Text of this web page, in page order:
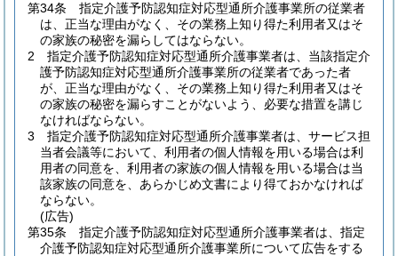
第34条
指定介護予防認知症対応型通所介護事業所の従業者
は、正当な理由がなく、その業務上知り得た利用者又はそ
の家族の秘密を漏らしてはならない。
2
指定介護予防認知症対応型通所介護事業者は、当該指定介
護予防認知症対応型通所介護事業所の従業者であった者
が、正当な理由がなく、その業務上知り得た利用者又はそ
の家族の秘密を漏らすことがないよう、必要な措置を講じ
なければならない。
3
指定介護予防認知症対応型通所介護事業者は、サービス担
当者会議等において、利用者の個人情報を用いる場合は利
用者の同意を、利用者の家族の個人情報を用いる場合は当
該家族の同意を、あらかじめ文書により得ておかなければ
ならない。
(広告)
第35条
指定介護予防認知症対応型通所介護事業者は、指定
介護予防認知症対応型通所介護事業所について広告をする